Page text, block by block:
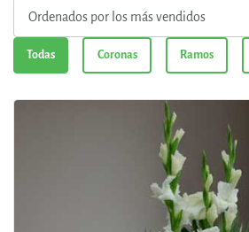
Todas Coronas Ramos